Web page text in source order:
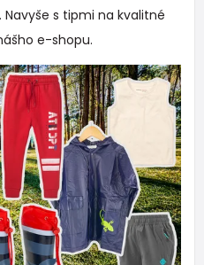
s tipmi na kvalitné
e-shopu.